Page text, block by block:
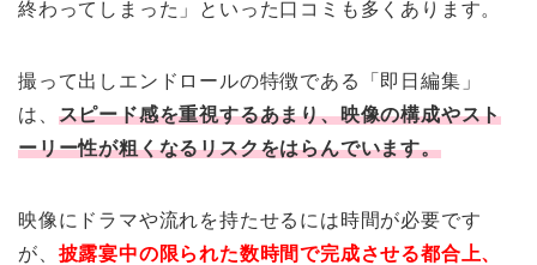
終わってしまった」といった口コミも多くあります。
撮って出しエンドロールの特徴である「即日編集」
は、 スピード感を重視するあまり、映像の構成やスト
ーリー性が粗くなるリスクをはらんでいます。
映像にドラマや流れを持たせるには時間が必要です
が、 披露宴中の限られた数時間で完成させる都合上、